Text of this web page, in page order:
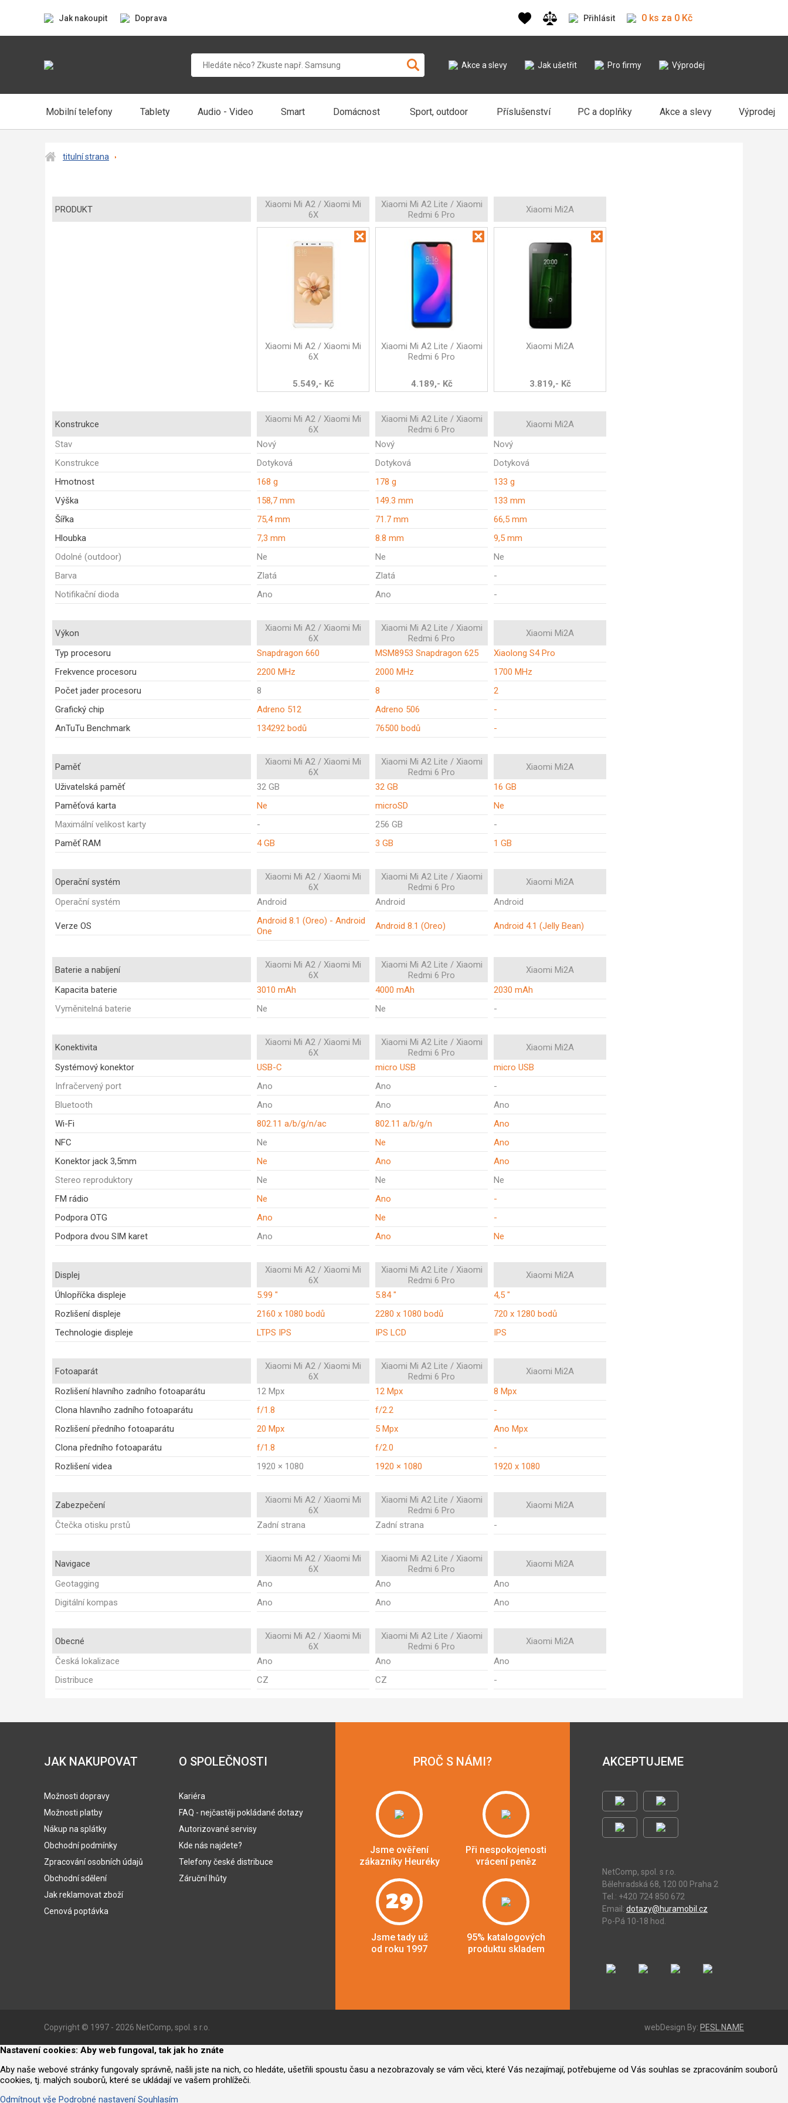
Jak nakoupit Doprava Přihlásit 0 ks za 0 Kč
Akce a slevy Jak ušetřit Pro firmy Výprodej
Mobilní telefony Tablety Audio - Video Smart Domácnost Sport, outdoor Příslušenství PC a doplňky Akce a slevy Výprodej
titulní strana
PRODUKT
Xiaomi Mi A2 / Xiaomi Mi
6X
Xiaomi Mi A2 Lite / Xiaomi
Redmi 6 Pro
Xiaomi Mi2A
Xiaomi Mi A2 / Xiaomi Mi
6X
5.549,- Kč
Xiaomi Mi A2 Lite / Xiaomi
Redmi 6 Pro
4.189,- Kč
Xiaomi Mi2A
3.819,- Kč
Konstrukce
Xiaomi Mi A2 / Xiaomi Mi
6X
Xiaomi Mi A2 Lite / Xiaomi
Redmi 6 Pro
Xiaomi Mi2A
Stav
Nový Nový
Nový
Konstrukce
Dotyková Dotyková
Dotyková
Hmotnost
168 g 178 g
133 g
Výška
158,7 mm 149.3 mm
133 mm
Šířka
75,4 mm 71.7 mm
66,5 mm
Hloubka
7,3 mm 8.8 mm
9,5 mm
Odolné (outdoor)
Ne Ne
Ne
Barva
Zlatá Zlatá
-
Notifikační dioda
Ano Ano -
Výkon
Xiaomi Mi A2 / Xiaomi Mi
6X
Xiaomi Mi A2 Lite / Xiaomi
Redmi 6 Pro
Xiaomi Mi2A
Typ procesoru
Snapdragon 660 MSM8953 Snapdragon 625
Xiaolong S4 Pro
Frekvence procesoru
2200 MHz 2000 MHz
1700 MHz
Počet jader procesoru
8 8
2
Grafický chip
Adreno 512 Adreno 506
-
AnTuTu Benchmark
134292 bodů 76500 bodů -
Paměť
Xiaomi Mi A2 / Xiaomi Mi
6X
Xiaomi Mi A2 Lite / Xiaomi
Redmi 6 Pro
Xiaomi Mi2A
Uživatelská paměť
32 GB 32 GB
16 GB
Paměťová karta
Ne microSD
Ne
Maximální velikost karty
- 256 GB
-
Paměť RAM
4 GB 3 GB 1 GB
Operační systém
Xiaomi Mi A2 / Xiaomi Mi
6X
Xiaomi Mi A2 Lite / Xiaomi
Redmi 6 Pro
Xiaomi Mi2A
Operační systém
Android Android Android
Verze OS
Android 8.1 (Oreo) - Android
One
Android 8.1 (Oreo) Android 4.1 (Jelly Bean)
Baterie a nabíjení
Xiaomi Mi A2 / Xiaomi Mi
6X
Xiaomi Mi A2 Lite / Xiaomi
Redmi 6 Pro
Xiaomi Mi2A
Kapacita baterie
3010 mAh 4000 mAh
2030 mAh
Vyměnitelná baterie
Ne Ne -
Konektivita
Xiaomi Mi A2 / Xiaomi Mi
6X
Xiaomi Mi A2 Lite / Xiaomi
Redmi 6 Pro
Xiaomi Mi2A
Systémový konektor
USB-C micro USB
micro USB
Infračervený port
Ano Ano
-
Bluetooth
Ano Ano
Ano
Wi-Fi
802.11 a/b/g/n/ac 802.11 a/b/g/n
Ano
NFC
Ne Ne
Ano
Konektor jack 3,5mm
Ne Ano
Ano
Stereo reproduktory
Ne Ne
Ne
FM rádio
Ne Ano
-
Podpora OTG
Ano Ne
-
Podpora dvou SIM karet
Ano Ano Ne
Displej
Xiaomi Mi A2 / Xiaomi Mi
6X
Xiaomi Mi A2 Lite / Xiaomi
Redmi 6 Pro
Xiaomi Mi2A
Úhlopříčka displeje
5.99 " 5.84 "
4,5 "
Rozlišení displeje
2160 x 1080 bodů 2280 x 1080 bodů
720 x 1280 bodů
Technologie displeje
LTPS IPS IPS LCD IPS
Fotoaparát
Xiaomi Mi A2 / Xiaomi Mi
6X
Xiaomi Mi A2 Lite / Xiaomi
Redmi 6 Pro
Xiaomi Mi2A
Rozlišení hlavního zadního fotoaparátu
12 Mpx 12 Mpx
8 Mpx
Clona hlavního zadního fotoaparátu
f/1.8 f/2.2
-
Rozlišení předního fotoaparátu
20 Mpx 5 Mpx
Ano Mpx
Clona předního fotoaparátu
f/1.8 f/2.0
-
Rozlišení videa
1920 × 1080 1920 × 1080 1920 x 1080
Zabezpečení
Xiaomi Mi A2 / Xiaomi Mi
6X
Xiaomi Mi A2 Lite / Xiaomi
Redmi 6 Pro
Xiaomi Mi2A
Čtečka otisku prstů
Zadní strana Zadní strana -
Navigace
Xiaomi Mi A2 / Xiaomi Mi
6X
Xiaomi Mi A2 Lite / Xiaomi
Redmi 6 Pro
Xiaomi Mi2A
Geotagging
Ano Ano
Ano
Digitální kompas
Ano Ano Ano
Obecné
Xiaomi Mi A2 / Xiaomi Mi
6X
Xiaomi Mi A2 Lite / Xiaomi
Redmi 6 Pro
Xiaomi Mi2A
Česká lokalizace
Ano Ano
Ano
Distribuce
CZ CZ -
JAK NAKUPOVAT
Možnosti dopravy
Možnosti platby
Nákup na splátky
Obchodní podmínky
Zpracování osobních údajů
Obchodní sdělení
Jak reklamovat zboží
Cenová poptávka
O SPOLEČNOSTI
Kariéra
FAQ - nejčastěji pokládané dotazy
Autorizované servisy
Kde nás najdete?
Telefony české distribuce
Záruční lhůty
PROČ S NÁMI?
Jsme ověření
zákazníky Heuréky
Při nespokojenosti
vrácení peněz
29
Jsme tady už
od roku 1997
95% katalogových
produktu skladem
AKCEPTUJEME
NetComp, spol. s r.o.
Bělehradská 68, 120 00 Praha 2
Tel.: +420 724 850 672
Email: dotazy@huramobil.cz
Po-Pá 10-18 hod.
Copyright © 1997 - 2026 NetComp, spol. s r.o. webDesign By: PESL.NAME
Nastavení cookies: Aby web fungoval, tak jak ho znáte
Aby naše webové stránky fungovaly správně, našli jste na nich, co hledáte, ušetřili spoustu času a nezobrazovaly se vám věci, které Vás nezajímají, potřebujeme od Vás souhlas se zpracováním souborů
cookies, tj. malých souborů, které se ukládají ve vašem prohlížeči.
Odmítnout vše Podrobné nastavení Souhlasím